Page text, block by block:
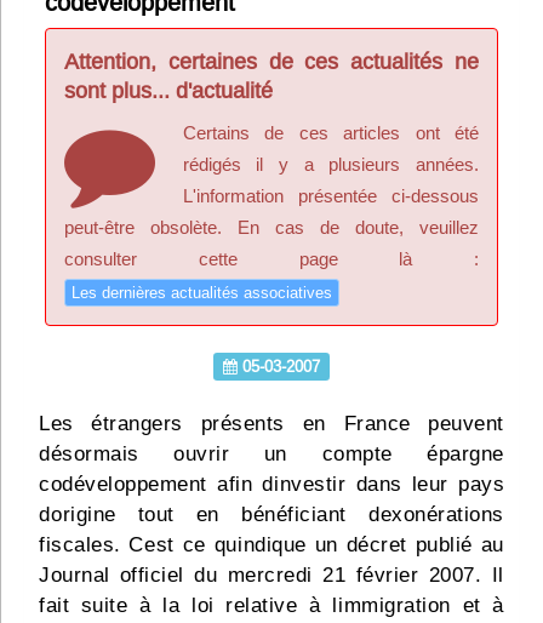
Menu général
ServiceAsso
Partager
VieAsso
Infos
Désabo Lettrasso
Nous contacter
Attention, certaines de ces actualités ne
sont plus... d'actualité
Certains de ces articles ont été
rédigés il y a plusieurs années.
L'information présentée ci-dessous
peut-être obsolète. En cas de doute, veuillez
consulter cette page là :
Les dernières actualités associatives
05-03-2007
Les étrangers présents en France peuvent
désormais ouvrir un compte épargne
codéveloppement afin dinvestir dans leur pays
dorigine tout en bénéficiant dexonérations
fiscales. Cest ce quindique un décret publié au
Journal officiel du mercredi 21 février 2007. Il
fait suite à la loi relative à limmigration et à